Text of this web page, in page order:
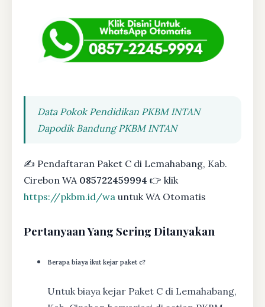
Data Pokok Pendidikan PKBM INTAN
Dapodik Bandung PKBM INTAN
✍ Pendaftaran Paket C di Lemahabang, Kab.
Cirebon WA 085722459994 👉 klik
https://pkbm.id/wa untuk WA Otomatis
Pertanyaan Yang Sering Ditanyakan
Berapa biaya ikut kejar paket c?
Untuk biaya kejar Paket C di Lemahabang,